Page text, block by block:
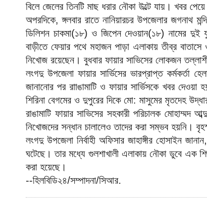
বিলে জেলের তিনটি মাছ ধরার নৌকা উল্টে যায়। খবর
অপরদিকে, ঙ্গলবার রাতে নানিয়ারচর উপজেলার জগনাথ
ডিলিশন চাকমা(১৮) ও জিপেন দেওয়ান(১৮) নামের দুই
বাড়ীতে ফেয়ার পথে মহাজন পাড়া এলাকায় তীব্র
নিখোজ রয়েছেন। বুধবার ফায়ার সাভিসের লোকজন
লংগদু উপজেলা ফায়ার সার্ভিসের ভারপ্রাপ্ত কর্মকর্তা
জানানোর পর রাাঙামাটি ও ফায়ার সার্ভিসকে খবর
শিরিনা বেগমের ও দুপুরের দিকে মো: মাসুমের মৃতদেহ
রাঙামাটি ফায়ার সাভিসের সহকারী পরিচালক মোহাম্মদ
নিখোজদের সন্ধান চালালেও তাদের করা সম্ভব হয়নি।
লংগদু উপজেলা নির্বাহী অফিসার জাহাঙ্গীর হোসাইন
ঘটেছে। তার মধ্যে গুলশাখালী এলাকায় নৌকা ডুবে এক
করা হয়েছে।
--হিলবিডি২৪/সম্পাদনা/সিআর.